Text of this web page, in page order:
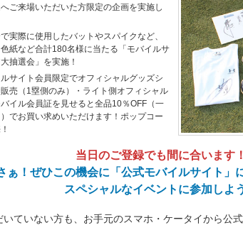
ご来場いただいた方限定の企画を実施し
実際に使用したバットやスパイクなど、
紙など合計180名様に当たる「モバイルサ
抽選会」を実施！
サイト会員限定でオフィシャルグッズシ
売（1塁側のみ）・ライト側オフィシャル
イル会員証を見せると全品10％OFF（一
でお買い求めいただけます！ポップコー
当日のご登録でも間に合います！
ぁ！ぜひこの機会に「公式モバイルサイト」
スペシャルなイベントに参加しよ
いていない方も、お手元のスマホ・ケータイから公